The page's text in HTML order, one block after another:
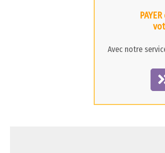
Avec notre